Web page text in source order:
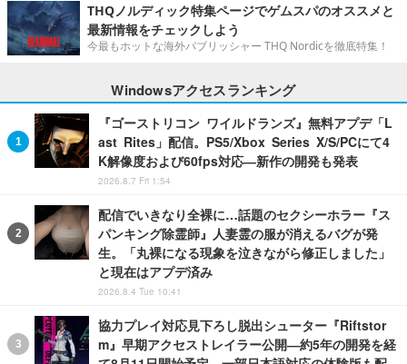
THQノルディック特集ページでゲムスパのオススメと
最新情報をチェックしよう
今最もホットな海外パブリッシャー THQ Nordicを徹底特集！
Windowsアクセスランキング
『ゴーストリコン ワイルドランズ』無料アプデ「L
ast Rites」配信。PS5/Xbox Series X/S/PCにて4
K解像度および60fps対応―新作の開発も発表
2026.8.7 Fri 1:54
配信でいきなり全裸に…話題のセクシーホラー『ス
パンキング除霊師』人妻霊の服が消えるバグが発
生。「丸裸になる現象を泣きながら修正しました」
と現在はアプデ済み
2026.8.4 Tue 10:41
協力プレイ対応見下ろし脱出シューター『Riftstor
m』早期アクセストレイラー公開―約5年の開発を経